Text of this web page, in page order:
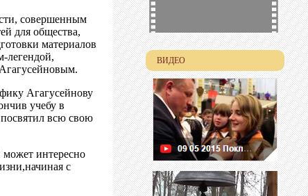
совершенным
для общества,
материалов
легендой,
Агагусейнову
учебу в
всю свою
может интересно
с
ВИДЕО